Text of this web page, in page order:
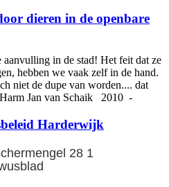
dieren in de openbare
in de stad! Het feit dat ze
hebben we vaak zelf in de hand.
niet de dupe van worden.... dat
Jan van Schaik 2010 -
Harderwijk